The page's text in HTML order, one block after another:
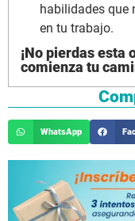
habilidades que
en tu trabajo.
¡No pierdas esta
comienza tu
WhatsApp